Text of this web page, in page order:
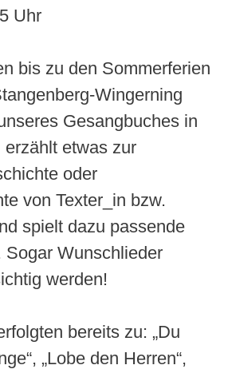
Uhr
bis zu den Sommerferien
Wingerning
Gesangbuches in
etwas zur
oder
von Texter_in bzw.
spielt dazu passende
Sogar Wunschlieder
werden!
bereits zu: „Du
„Lobe den Herren“,